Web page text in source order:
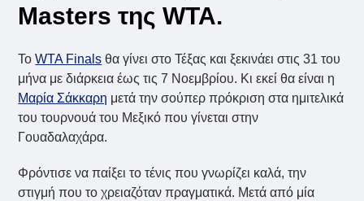
Masters της WTA.
ΤοWTA Finals θα γίνει στο Τέξας και ξεκινάει στις 31 του
μήνα με διάρκεια έως τις 7 Νοεμβρίου. Κι εκεί θα είναι η
Μαρία Σάκκαρη μετά την σούπερ πρόκριση στα ημιτελικά
του τουρνουά του Μεξικό που γίνεται στην
Γουαδαλαχάρα.
Φρόντισε να παίξει το τένις που γνωρίζει καλά, την
στιγμή που το χρειαζόταν πραγματικά. Μετά από μία